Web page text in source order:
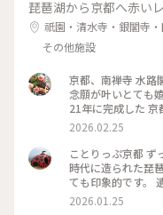
琵琶湖から京都へ赤い
祇園・清水寺・銀閣寺
その他施設
京都、南禅寺 水路
念願が叶いとても
21年に完成した 京
岩造りのアーチ型
朔郎氏が設計しま
ります✨ 最後の写
の道を散策しなが
#開運旅 #水路閣 #
2026.02.25
ことりっぷ京都 ず
時代に造られた琵
ても印象的です。
のですが水路橋に
れていく水路のす
2026.01.25